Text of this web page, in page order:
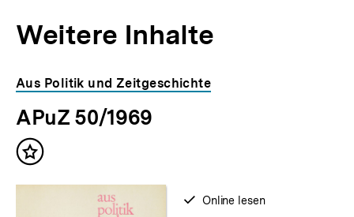
Weitere Inhalte
Inhaltskarousell
für
weitere
Inhalte
Inhaltskarussell
überspringen
Aus Politik und Zeitgeschichte
APuZ 50/1969
Inhalt
verfügbar
Online lesen